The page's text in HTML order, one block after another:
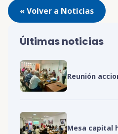
« Volver a Noticias
Últimas noticias
Reunión
Mesa capital